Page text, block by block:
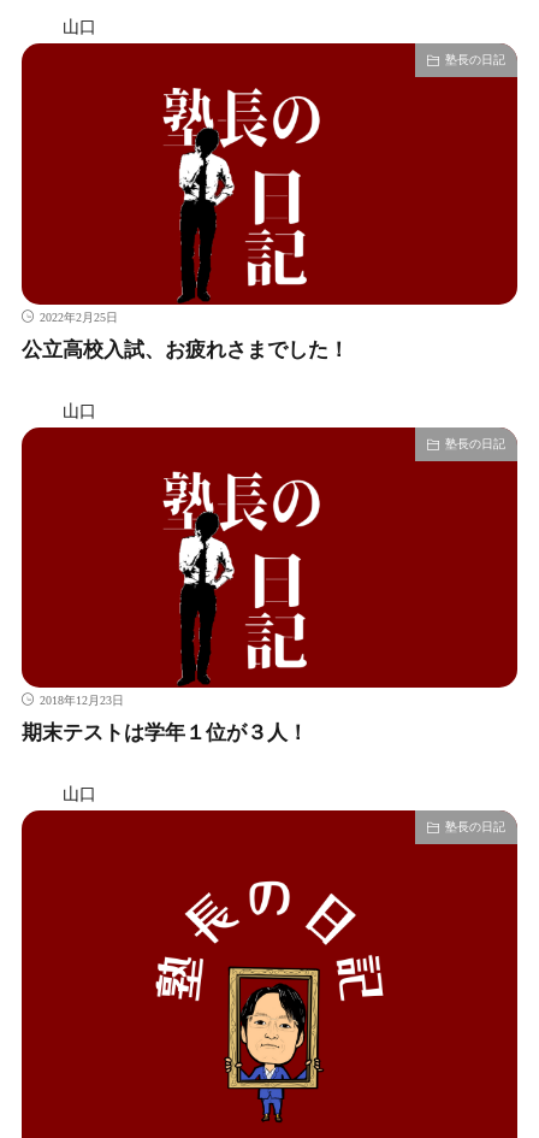
山口
塾長の日記
2022年2月25日
公立高校入試、お疲れさまでした！
山口
塾長の日記
2018年12月23日
期末テストは学年１位が３人！
山口
塾長の日記